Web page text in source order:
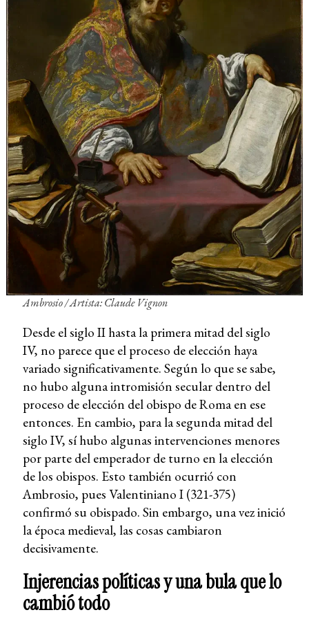
Ambrosio / Artista: Claude Vignon
Desde el siglo II hasta la primera mitad del siglo
IV, no parece que el proceso de elección haya
variado significativamente. Según lo que se sabe,
no hubo alguna intromisión secular dentro del
proceso de elección del obispo de Roma en ese
entonces. En cambio, para la segunda mitad del
siglo IV, sí hubo algunas intervenciones menores
por parte del emperador de turno en la elección
de los obispos. Esto también ocurrió con
Ambrosio, pues Valentiniano I (321-375)
confirmó su obispado. Sin embargo, una vez inició
la época medieval, las cosas cambiaron
decisivamente.
Injerencias políticas y una bula que lo
cambió todo